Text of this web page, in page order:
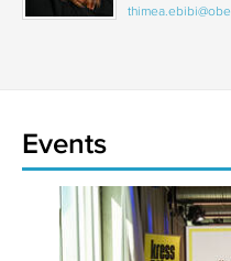
Events